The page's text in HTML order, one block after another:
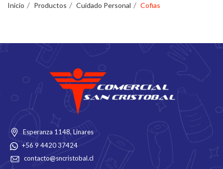
Inicio Productos Cuidado Personal Cofias
Esperanza 1148, Linares
+56 9 4420 37424
contacto@sncristobal.cl